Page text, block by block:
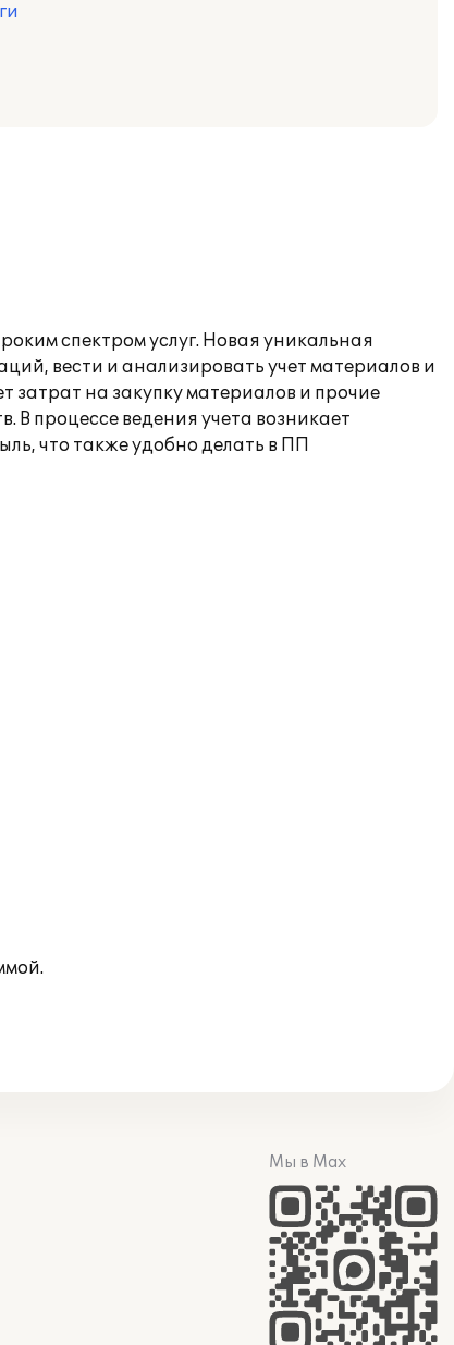
спектром услуг. Новая уникальная
вести и анализировать учет материалов и
затрат на закупку материалов и прочие
процессе ведения учета возникает
что также удобно делать в ПП
Мы в Max